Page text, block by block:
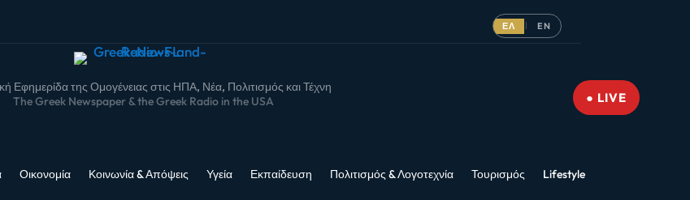
ΕΛ | EN
Εφημερίδα της Ομογένειας στις ΗΠΑ, Νέα, Πολιτισμός και Τέχνη
The Greek Newspaper & the Greek Radio in the USA
● LIVE
Οικονομία Κοινωνία & Απόψεις Υγεία Εκπαίδευση Πολιτισμός & Λογοτεχνία Τουρισμός Lifestyle